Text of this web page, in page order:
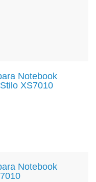
Notebook
XS7010
Notebook